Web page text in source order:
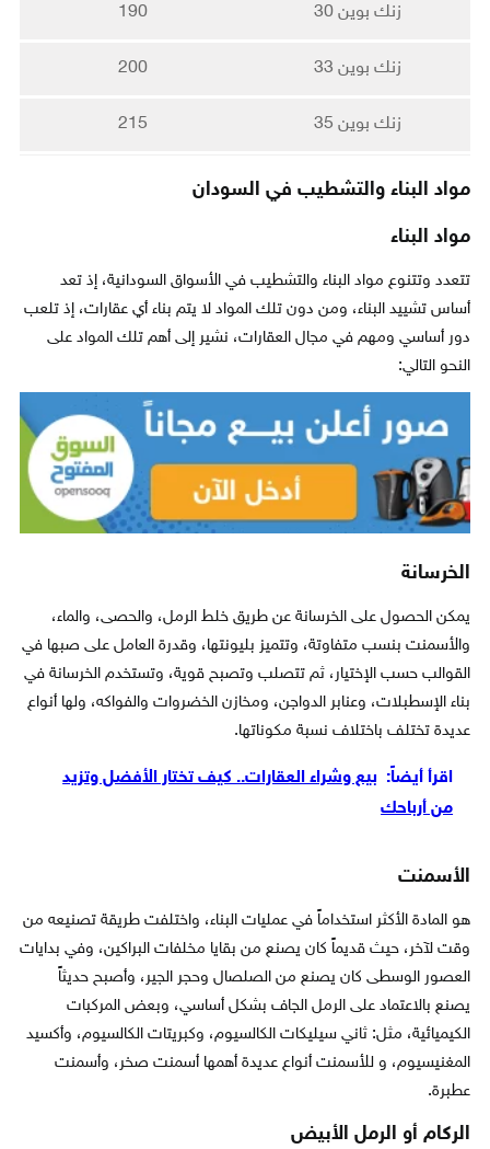
زنك بوين 30 190
زنك بوين 33 200
زنك بوين 35 215
مواد البناء والتشطيب في السودان
مواد البناء
تتعدد وتتنوع مواد البناء والتشطيب في الأسواق السودانية، إذ تعد
أساس تشييد البناء، ومن دون تلك المواد لا يتم بناء أي عقارات، إذ تلعب
دور أساسي ومهم في مجال العقارات، نشير إلى أهم تلك المواد على
النحو التالي:
الخرسانة
يمكن الحصول على الخرسانة عن طريق خلط الرمل، والحصى، والماء،
والأسمنت بنسب متفاوتة، وتتميز بليونتها، وقدرة العامل على صبها في
القوالب حسب الإختيار، ثم تتصلب وتصبح قوية، وتستخدم الخرسانة في
بناء الإسطبلات، وعنابر الدواجن، ومخازن الخضروات والفواكه، ولها أنواع
عديدة تختلف باختلاف نسبة مكوناتها.
اقرأ أيضاً: بيع وشراء العقارات.. كيف تختار الأفضل وتزيد
من أرباحك
الأسمنت
هو المادة الأكثر استخداماً في عمليات البناء، واختلفت طريقة تصنيعه من
وقت لآخر، حيث قديماً كان يصنع من بقايا مخلفات البراكين، وفي بدايات
العصور الوسطى كان يصنع من الصلصال وحجر الجير، وأصبح حديثاً
يصنع بالاعتماد على الرمل الجاف بشكل أساسي، وبعض المركبات
الكيميائية، مثل: ثاني سيليكات الكالسيوم، وكبريتات الكالسيوم، وأكسيد
المغنيسيوم، و للأسمنت أنواع عديدة أهمها أسمنت صخر، وأسمنت
عطبرة.
الركام أو الرمل الأبيض